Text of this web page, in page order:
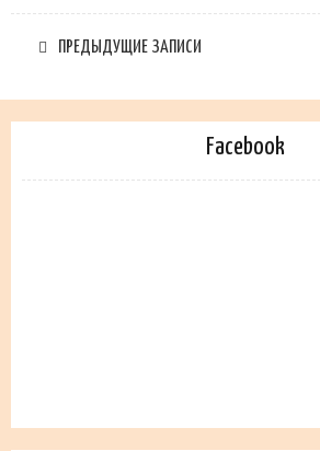
ПРЕДЫДУЩИЕ ЗАПИСИ
Facebook